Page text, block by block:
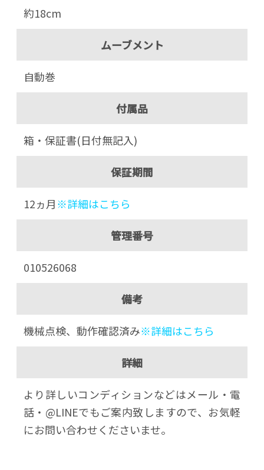
約18cm
ムーブメント
自動巻
付属品
箱・保証書(日付無記入)
保証期間
12ヵ月※詳細はこちら
管理番号
010526068
備考
機械点検、動作確認済み※詳細はこちら
詳細
より詳しいコンディションなどはメール・電
話・@LINEでもご案内致しますので、お気軽
にお問い合わせくださいませ。